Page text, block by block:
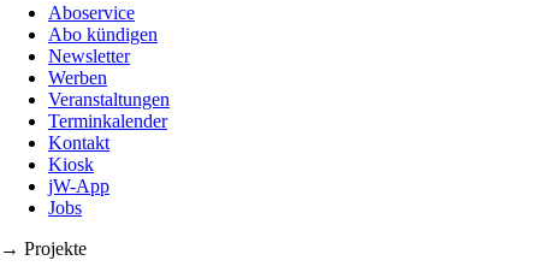
Aboservice
Abo kündigen
Newsletter
Werben
Veranstaltungen
Terminkalender
Kontakt
Kiosk
jW-App
Jobs
→ Projekte